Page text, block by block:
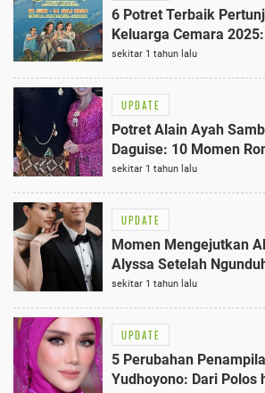
6 Potret Terbaik
Keluarga Cemara
dan Emak
sekitar 1 tahun lalu
UPDATE
Potret Alain Ayah
Daguise: 10 Momen
Risa Dewi
sekitar 1 tahun lalu
UPDATE
Momen Mengejutkan
Alyssa Setelah
Segera Punya 7 Anak
sekitar 1 tahun lalu
UPDATE
5 Perubahan
Yudhoyono: Dari Polos